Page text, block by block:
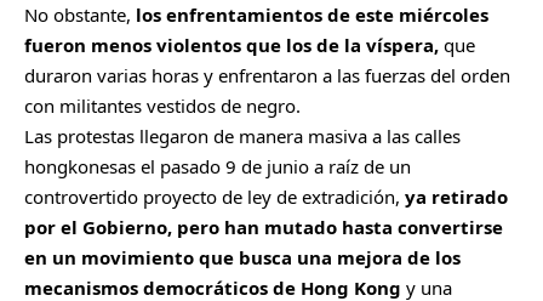
No obstante, los enfrentamientos de este miércoles
fueron menos violentos que los de la víspera, que
duraron varias horas y enfrentaron a las fuerzas del orden
con militantes vestidos de negro.
Las protestas llegaron de manera masiva a las calles
hongkonesas el pasado 9 de junio a raíz de un
controvertido proyecto de ley de extradición, ya retirado
por el Gobierno, pero han mutado hasta convertirse
en un movimiento que busca una mejora de los
mecanismos democráticos de Hong Kong y una